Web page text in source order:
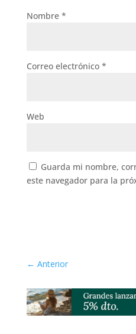
Nombre *
Correo electrónico *
Web
Guarda mi nombre,
este navegador para la
← Anterior